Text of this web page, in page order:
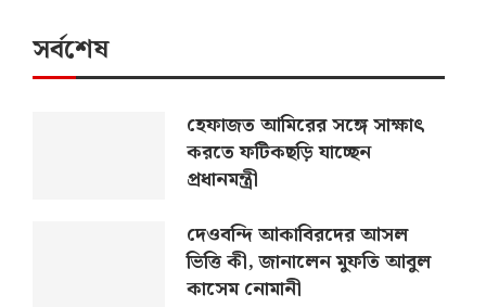
সর্বশেষ
হেফাজত আমিরের সঙ্গে সাক্ষাৎ
করতে ফটিকছড়ি যাচ্ছেন
প্রধানমন্ত্রী
দেওবন্দি আকাবিরদের আসল
ভিত্তি কী, জানালেন মুফতি আবুল
কাসেম নোমানী